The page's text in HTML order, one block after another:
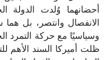
أحضانهما وُلدت الدولة
الانفصال وانتصر، بل
وسياسيًا مع حركة التمرد
ظلت أميركا السند الأهم